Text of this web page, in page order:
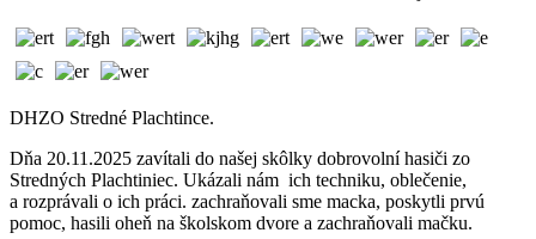
DHZO Stredné Plachtince.
Dňa 20.11.2025 zavítali do našej skôlky dobrovolní hasiči zo
Stredných Plachtiniec. Ukázali nám ich techniku, oblečenie,
a rozprávali o ich práci. zachraňovali sme macka, poskytli prvú
pomoc, hasili oheň na školskom dvore a zachraňovali mačku.